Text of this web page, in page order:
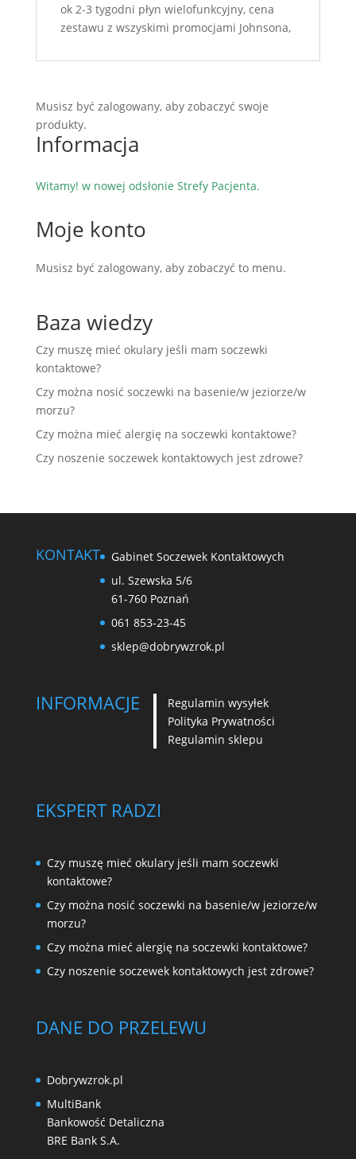
ok 2-3 tygodni płyn wielofunkcyjny, cena
zestawu z wszyskimi promocjami Johnsona,
Musisz być zalogowany, aby zobaczyć swoje
produkty.
Informacja
Witamy! w nowej odsłonie Strefy Pacjenta.
Moje konto
Musisz być zalogowany, aby zobaczyć to menu.
Baza wiedzy
Czy muszę mieć okulary jeśli mam soczewki
kontaktowe?
Czy można nosić soczewki na basenie/w jeziorze/w
morzu?
Czy można mieć alergię na soczewki kontaktowe?
Czy noszenie soczewek kontaktowych jest zdrowe?
KONTAKT
Gabinet Soczewek Kontaktowych
ul. Szewska 5/6
61-760 Poznań
061 853-23-45
sklep@dobrywzrok.pl
INFORMACJE
Regulamin wysyłek
Polityka Prywatności
Regulamin sklepu
EKSPERT RADZI
Czy muszę mieć okulary jeśli mam soczewki
kontaktowe?
Czy można nosić soczewki na basenie/w jeziorze/w
morzu?
Czy można mieć alergię na soczewki kontaktowe?
Czy noszenie soczewek kontaktowych jest zdrowe?
DANE DO PRZELEWU
Dobrywzrok.pl
MultiBank
Bankowość Detaliczna
BRE Bank S.A.